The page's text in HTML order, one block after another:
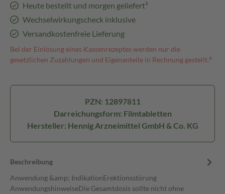
Heute bestellt und morgen geliefert³
Wechselwirkungscheck inklusive
Versandkostenfreie Lieferung
Bei der Einlösung eines Kassenrezeptes werden nur die
gesetzlichen Zuzahlungen und Eigenanteile in Rechnung gestellt.⁴
PZN: 12897811
Darreichungsform: Filmtabletten
Hersteller: Hennig Arzneimittel GmbH & Co. KG
Beschreibung
Anwendung &amp; IndikationErektionsstörung
AnwendungshinweiseDie Gesamtdosis sollte nicht ohne